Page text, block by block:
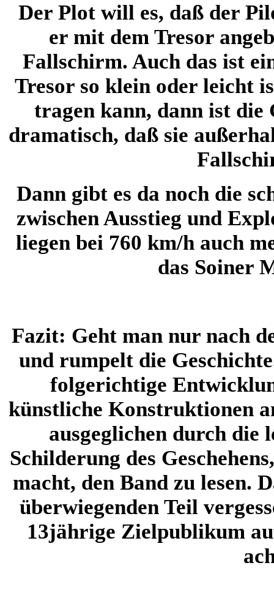
Der Plot will es, daß der
er mit dem Tresor
Fallschirm. Auch das ist
Tresor so klein oder leicht
tragen kann, dann ist die
dramatisch, daß sie
Dann gibt es da noch die
zwischen Ausstieg und
liegen bei 760 km/h auch
das Soiner
Fazit: Geht man nur nach
und rumpelt die
folgerichtige
künstliche Konstruktionen
ausgeglichen durch die
Schilderung des
macht, den Band zu lesen.
überwiegenden Teil
13jährige Zielpublikum